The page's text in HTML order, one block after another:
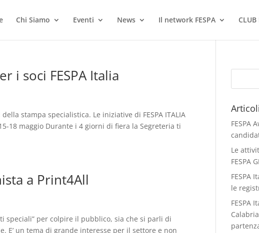
Chi Siamo Eventi News Il network FESPA CLUB
i soci FESPA Italia
stampa specialistica. Le iniziative di FESPA ITALIA
18 maggio Durante i 4 giorni di fiera la Segreteria ti
a Print4All
speciali” per colpire il pubblico, sia che si parli di
E’ un tema di grande interesse per il settore e non
FESPA
Le
FESPA
FESPA
le
FESPA